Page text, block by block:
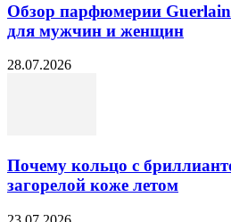
Обзор парфюмерии
для мужчин и женщин
28.07.2026
Почему кольцо с
загорелой коже летом